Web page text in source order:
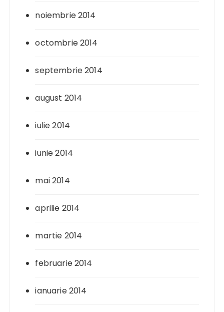
noiembrie 2014
octombrie 2014
septembrie 2014
august 2014
iulie 2014
iunie 2014
mai 2014
aprilie 2014
martie 2014
februarie 2014
ianuarie 2014